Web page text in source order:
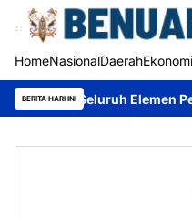
HomeNasionalDaerahEkonomi
BERITA HARI INI
Elemen Perkuat Pencegahan